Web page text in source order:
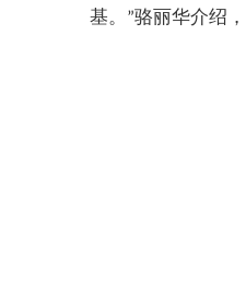
基。
”骆丽华介绍，